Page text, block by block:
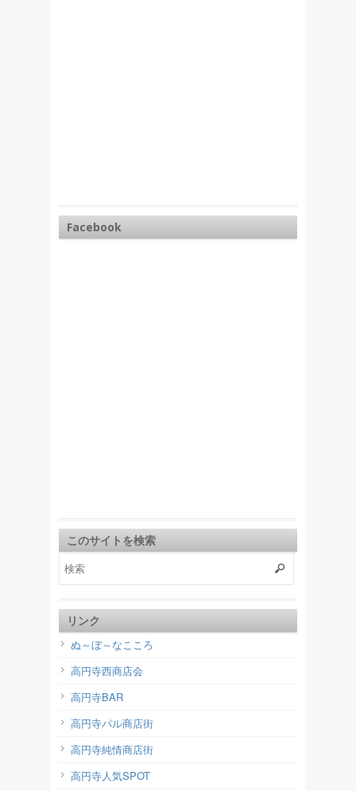
Facebook
このサイトを検索
リンク
ぬ～ぼ～なこころ
高円寺西商店会
高円寺BAR
高円寺パル商店街
高円寺純情商店街
高円寺人気SPOT